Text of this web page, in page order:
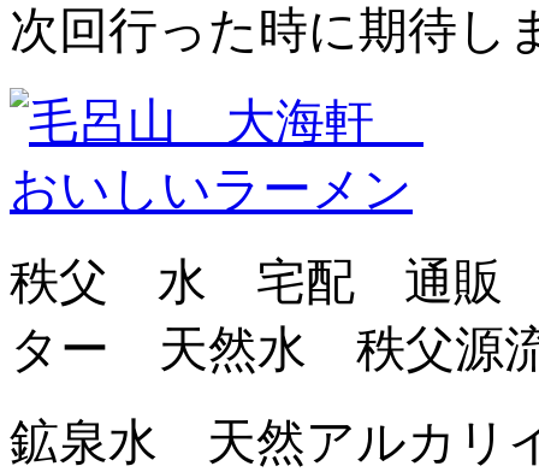
次回行った時に期待し
秩父 水 宅配 通販
ター 天然水 秩父源
鉱泉水 天然アルカ